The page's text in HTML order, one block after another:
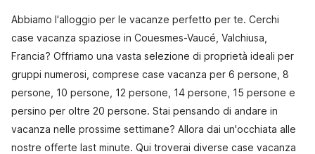
Abbiamo l'alloggio per le vacanze perfetto per te. Cerchi
case vacanza spaziose in Couesmes-Vaucé, Valchiusa,
Francia? Offriamo una vasta selezione di proprietà ideali per
gruppi numerosi, comprese case vacanza per 6 persone, 8
persone, 10 persone, 12 persone, 14 persone, 15 persone e
persino per oltre 20 persone. Stai pensando di andare in
vacanza nelle prossime settimane? Allora dai un'occhiata alle
nostre offerte last minute. Qui troverai diverse case vacanza